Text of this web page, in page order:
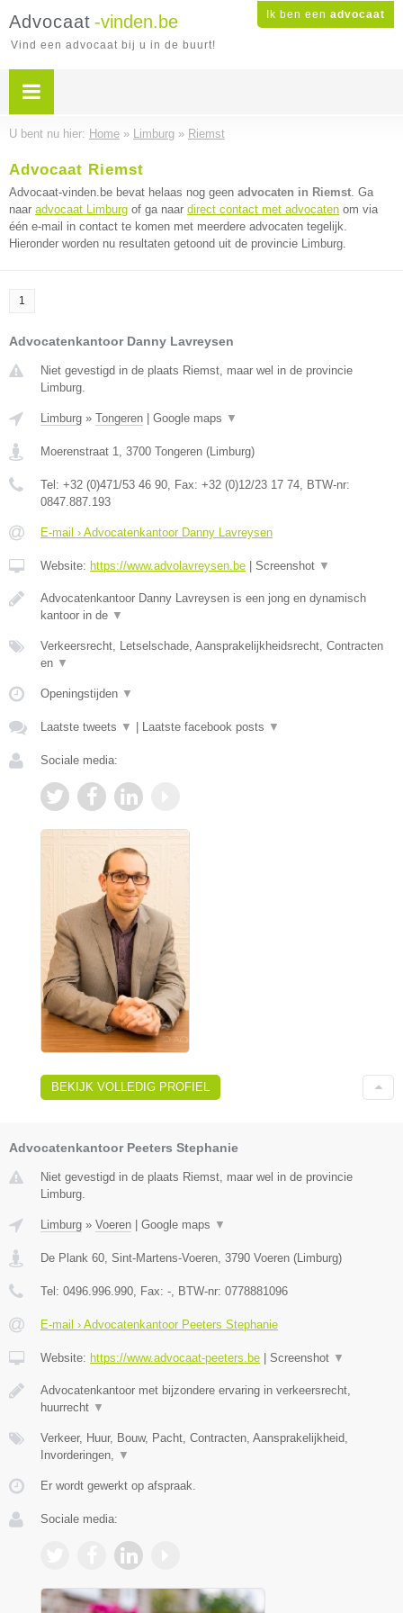
Ik ben een advocaat
Advocaat -vinden.be
Vind een advocaat bij u in de buurt!
U bent nu hier: Home » Limburg » Riemst
Advocaat Riemst
Advocaat-vinden.be bevat helaas nog geen advocaten in Riemst. Ga
naar advocaat Limburg of ga naar direct contact met advocaten om via
één e-mail in contact te komen met meerdere advocaten tegelijk.
Hieronder worden nu resultaten getoond uit de provincie Limburg.
1
Advocatenkantoor Danny Lavreysen
Niet gevestigd in de plaats Riemst, maar wel in de provincie
Limburg.
Limburg » Tongeren Google maps ▼
Moerenstraat 1, 3700 Tongeren (Limburg)
Tel: +32 (0)471/53 46 90, Fax: +32 (0)12/23 17 74, BTW-nr:
0847.887.193
E-mail › Advocatenkantoor Danny Lavreysen
Website: https://www.advolavreysen.be Screenshot ▼
Advocatenkantoor Danny Lavreysen is een jong en dynamisch
kantoor in de ▼
Verkeersrecht, Letselschade, Aansprakelijkheidsrecht, Contracten
en ▼
Openingstijden ▼
Laatste tweets ▼ Laatste facebook posts ▼
Sociale media:
BEKIJK VOLLEDIG PROFIEL
Advocatenkantoor Peeters Stephanie
Niet gevestigd in de plaats Riemst, maar wel in de provincie
Limburg.
Limburg » Voeren Google maps ▼
De Plank 60, Sint-Martens-Voeren 3790 Voeren ( Limburg)
Tel: 0496.996.990 , Fax: - , BTW-nr: 0778881096
E-mail › Advocatenkantoor Peeters Stephanie
Website: https://www.advocaat-peeters.be Screenshot ▼
Advocatenkantoor met bijzondere ervaring in verkeersrecht,
huurrecht ▼
Verkeer, Huur, Bouw, Pacht, Contracten, Aansprakelijkheid,
Invorderingen,
▼
Er wordt gewerkt op afspraak.
Sociale media: